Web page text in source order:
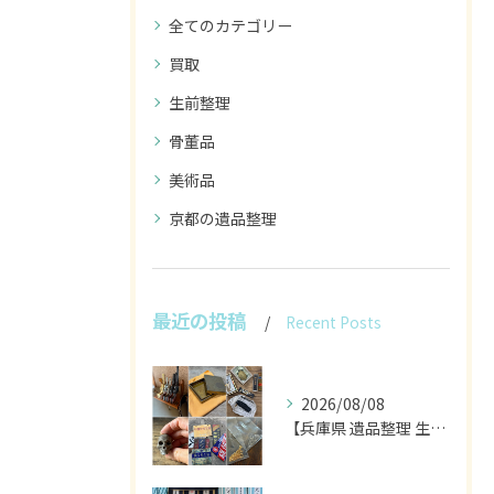
全てのカテゴリー
買取
生前整理
骨董品
美術品
京都の遺品整理
最近の投稿 Recent Posts
2026/08/08
【兵庫県 遺品整理 生前整理 不用品 買取】